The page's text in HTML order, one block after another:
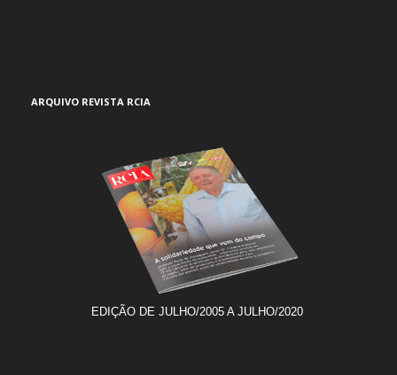
ARQUIVO REVISTA RCIA
EDIÇÃO DE JULHO/2005 A JULHO/2020